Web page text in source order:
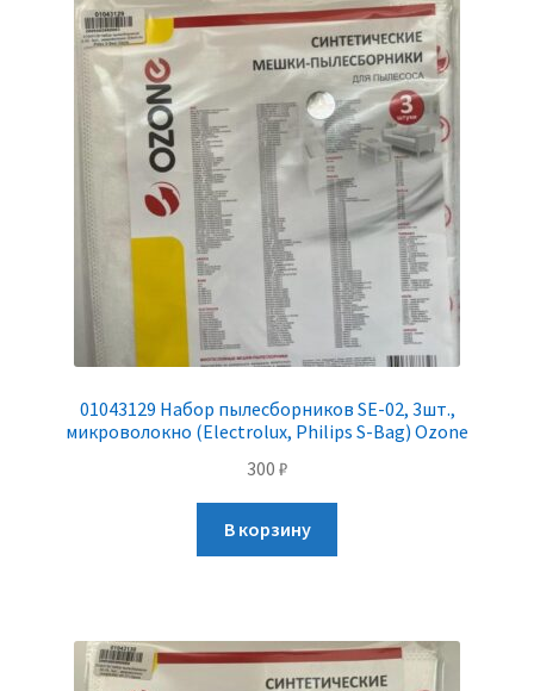
01043129 Набор пылесборников SE-02, 3шт.,
микроволокно (Electrolux, Philips S-Bag) Ozone
300 ₽
В корзину